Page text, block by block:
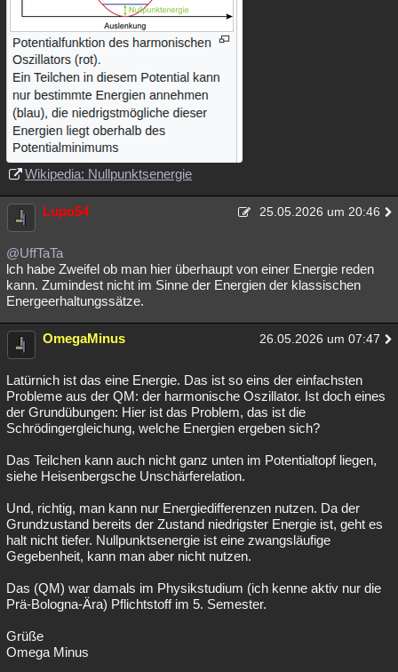
Wikipedia: Nullpunktsenergie
Lupo54 25.05.2026 um 20:46
@UffTaTa
lch habe Zweifel ob man hier überhaupt von einer Energie reden
kann. Zumindest nicht im Sinne der Energien der klassischen
Energeerhaltungssätze.
OmegaMinus 26.05.2026 um 07:47
Latürnich ist das eine Energie. Das ist so eins der einfachsten
Probleme aus der QM: der harmonische Oszillator. Ist doch eines
der Grundübungen: Hier ist das Problem, das ist die
Schrödingergleichung, welche Energien ergeben sich?
Das Teilchen kann auch nicht ganz unten im Potentialtopf liegen,
siehe Heisenbergsche Unschärferelation.
Und, richtig, man kann nur Energiedifferenzen nutzen. Da der
Grundzustand bereits der Zustand niedrigster Energie ist, geht es
halt nicht tiefer. Nullpunktsenergie ist eine zwangsläufige
Gegebenheit, kann man aber nicht nutzen.
Das (QM) war damals im Physikstudium (ich kenne aktiv nur die
Prä-Bologna-Ära) Pflichtstoff im 5. Semester.
Grüße
Omega Minus